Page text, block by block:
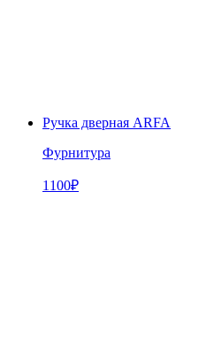
Ручка дверная ARFA
Фурнитура
1100₽